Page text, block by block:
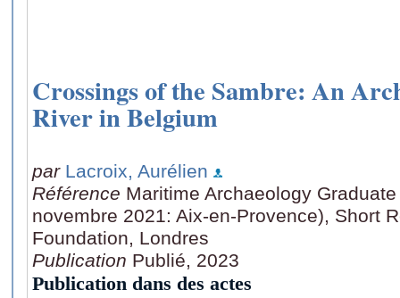
Crossings of the Sambre: An
River in Belgium
par Lacroix, Aurélien
Référence Maritime Archaeology
novembre 2021: Aix-en-Provence), Short
Foundation, Londres
Publication Publié, 2023
Publication dans des actes